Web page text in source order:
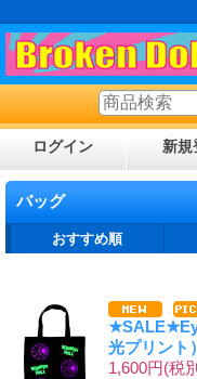
ログイン 新規
バッグ
おすすめ順
光プリント）
1,600円(税